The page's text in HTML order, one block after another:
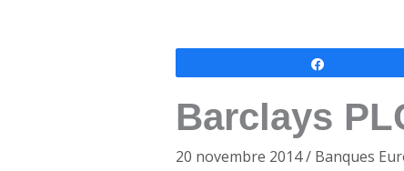
Barclays
20 novembre 2014/ Banques